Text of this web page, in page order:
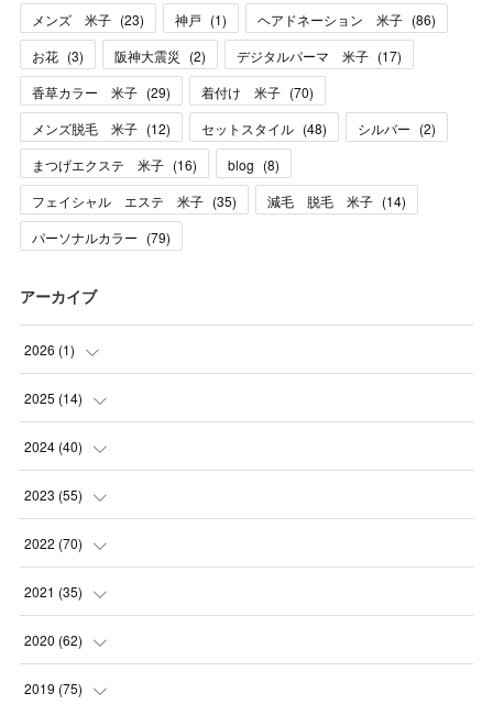
メンズ 米子 (23) 神戸 (1) ヘアドネーション 米子 (86)
お花 (3) 阪神大震災 (2) デジタルパーマ 米子 (17)
香草カラー 米子 (29) 着付け 米子 (70)
メンズ脱毛 米子 (12) セットスタイル (48) シルバー (2)
まつげエクステ 米子 (16) blog (8)
フェイシャル エステ 米子 (35) 減毛 脱毛 米子 (14)
パーソナルカラー (79)
アーカイブ
2026 (1)
(1
2025 (14)
(10 )
(1
(1
(2
2024 (40)
(1
(1
(3
(2
2023 (55)
(2
(4
(3
(3
2022 (70)
(7
(11 )
(8
2021 (35)
(5
(7
2020 (62)
(6
2019 (75)